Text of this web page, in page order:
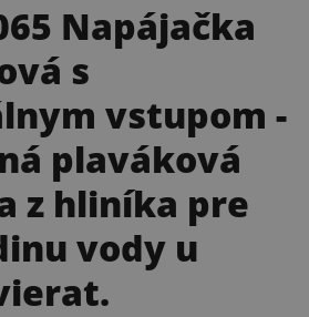
Napájačka
s
vstupom -
plaváková
z hliníka pre
vody u